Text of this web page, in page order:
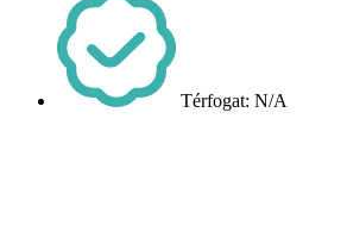
Térfogat: N/A